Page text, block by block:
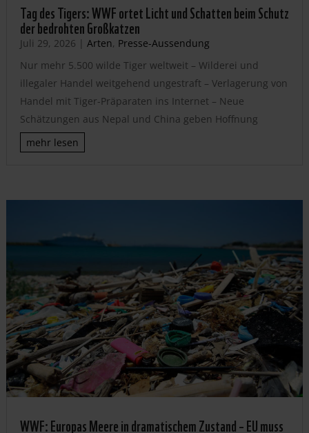
Tag des Tigers: WWF ortet Licht und Schatten beim Schutz
der bedrohten Großkatzen
Juli 29, 2026 | Arten, Presse-Aussendung
Nur mehr 5.500 wilde Tiger weltweit – Wilderei und
illegaler Handel weitgehend ungestraft – Verlagerung von
Handel mit Tiger-Präparaten ins Internet – Neue
Schätzungen aus Nepal und China geben Hoffnung
mehr lesen
WWF: Europas Meere in dramatischem Zustand – EU muss